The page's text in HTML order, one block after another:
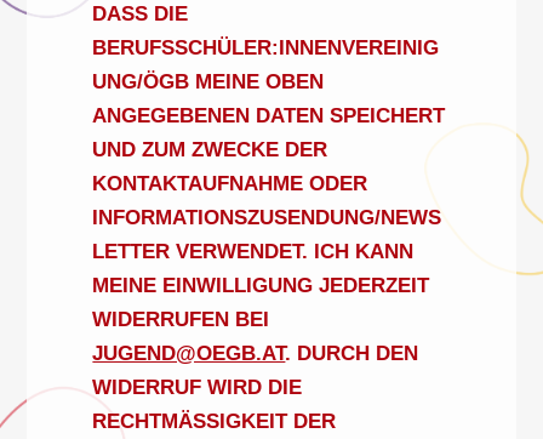
DASS DIE
BERUFSSCHÜLER:INNENVEREINIG
UNG/ÖGB MEINE OBEN
ANGEGEBENEN DATEN SPEICHERT
UND ZUM ZWECKE DER
KONTAKTAUFNAHME ODER
INFORMATIONSZUSENDUNG/NEWS
LETTER VERWENDET. ICH KANN
MEINE EINWILLIGUNG JEDERZEIT
WIDERRUFEN BEI
JUGEND@OEGB.AT. DURCH DEN
WIDERRUF WIRD DIE
RECHTMÄSSIGKEIT DER A